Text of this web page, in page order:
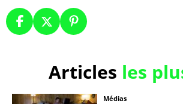
Articles les
Médias